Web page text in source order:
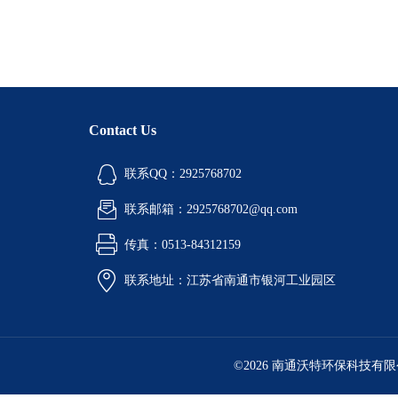
Contact Us
联系QQ：2925768702
联系邮箱：2925768702@qq.com
传真：0513-84312159
联系地址：江苏省南通市银河工业园区
©2026 南通沃特环保科技有